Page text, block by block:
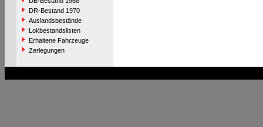
DR-Bestand 1970
Auslandsbestände
Lokbestandslisten
Erhaltene Fahrzeuge
Zerlegungen